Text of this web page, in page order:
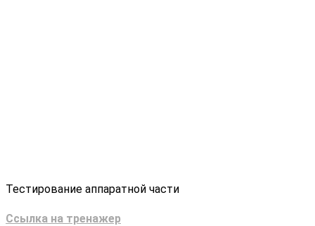
Тестирование аппаратной части
Ссылка на тренажер